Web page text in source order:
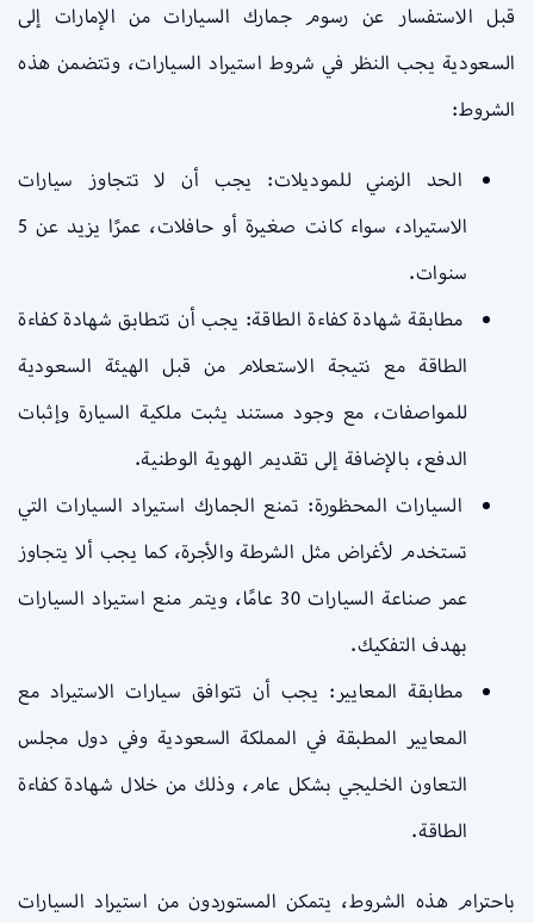
قبل الاستفسار عن رسوم جمارك السيارات من الإمارات إلى
السعودية يجب النظر في شروط استيراد السيارات، وتتضمن هذه
الشروط:
الحد الزمني للموديلات: يجب أن لا تتجاوز سيارات
الاستيراد، سواء كانت صغيرة أو حافلات، عمرًا يزيد عن 5
سنوات.
مطابقة شهادة كفاءة الطاقة: يجب أن تتطابق شهادة كفاءة
الطاقة مع نتيجة الاستعلام من قبل الهيئة السعودية
للمواصفات، مع وجود مستند يثبت ملكية السيارة وإثبات
الدفع، بالإضافة إلى تقديم الهوية الوطنية.
السيارات المحظورة: تمنع الجمارك استيراد السيارات التي
تستخدم لأغراض مثل الشرطة والأجرة، كما يجب ألا يتجاوز
عمر صناعة السيارات 30 عامًا، ويتم منع استيراد السيارات
بهدف التفكيك.
مطابقة المعايير: يجب أن تتوافق سيارات الاستيراد مع
المعايير المطبقة في المملكة السعودية وفي دول مجلس
التعاون الخليجي بشكل عام، وذلك من خلال شهادة كفاءة
الطاقة.
باحترام هذه الشروط، يتمكن المستوردون من استيراد السيارات